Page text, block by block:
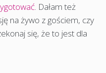
. Dałam też
na żywo z gościem, czy
się, że to jest dla